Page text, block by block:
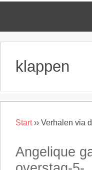
klappen
Start›› Verhalen via
Angelique